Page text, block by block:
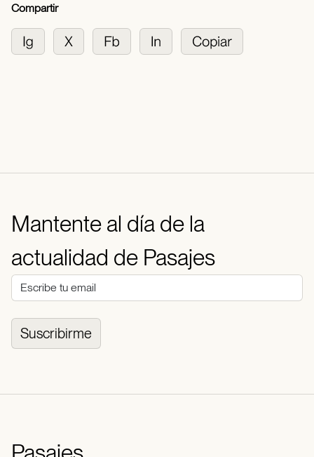
Compartir
Mantente al día de la
actualidad de Pasajes
Suscribirme